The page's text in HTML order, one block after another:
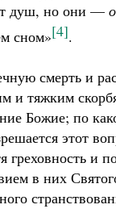
душ, но они —
сном»[4].
смерть и
и тяжким
Божие; по
этот
и
в них